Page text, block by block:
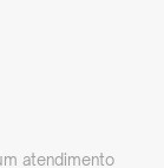
atendimento